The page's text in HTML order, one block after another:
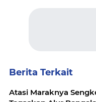
Berita Terkait
Atasi Maraknya